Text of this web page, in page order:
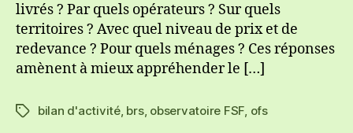
2024
des
OFS
livrés ? Par quels opérateurs ? Sur quels
territoires ? Avec quel niveau de prix et de
redevance ? Pour quels ménages ? Ces réponses
amènent à mieux appréhender le […]
Étiquettes
bilan d'activité, brs, observatoire FSF ofs